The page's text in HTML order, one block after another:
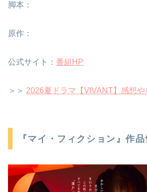
脚本：
原作：
公式サイト： 番組HP
＞＞ 2026夏ドラマ【VIVANT】感想
『マイ・フィクション』作品